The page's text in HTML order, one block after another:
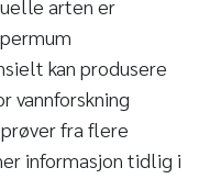
arten er
kan produsere
vannforskning
fra flere
informasjon tidlig i